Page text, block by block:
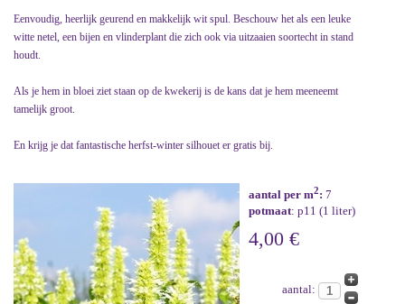
Eenvoudig, heerlijk geurend en makkelijk wit spul. Beschouw het als een leuke
witte netel, een bijen en vlinderplant die zich ook via uitzaaien soortecht in stand
houdt.
Als je hem in bloei ziet staan op de kwekerij is de kans dat je hem meeneemt
tamelijk groot.
En krijg je dat fantastische herfst-winter silhouet er gratis bij.
aantal per m2: 7
potmaat: p11 (1 liter)
4,00 €
aantal: